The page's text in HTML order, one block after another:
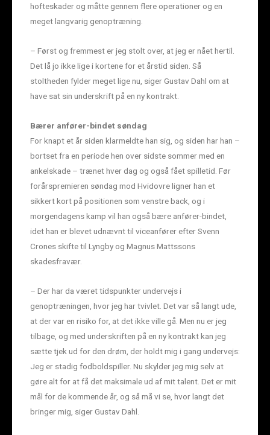
hofteskader og måtte gennem flere operationer og en
meget langvarig genoptræning.
– Først og fremmest er jeg stolt over, at jeg er nået hertil.
Det lå jo ikke lige i kortene for et årstid siden. Så
stoltheden fylder meget lige nu, siger Gustav Dahl om at
have sat sin underskrift på en ny kontrakt.
Bærer anfører-bindet søndag
For knapt et år siden klarmeldte han sig, og siden har han –
bortset fra en periode hen over sidste sommer med en
ankelskade – trænet hver dag og også fået spilletid. Før
forårspremieren søndag mod Hvidovre ligner han et
sikkert kort på positionen som venstre back, og i
morgendagens kamp vil han også bære anfører-bindet,
idet han er blevet udnævnt til viceanfører efter Svenn
Crones skifte til Lyngby og Magnus Mattssons
skadesfravær.
– Der har da været tidspunkter undervejs i
genoptræningen, hvor jeg har tvivlet. Det var så langt ude,
at der var en risiko for, at det ikke ville gå. Men nu er jeg
tilbage, og med underskriften på en ny kontrakt kan jeg
sætte tjek ud for den drøm, der holdt mig i gang undervejs:
Jeg er stadig fodboldspiller. Nu skylder jeg mig selv at
gøre alt for at få det maksimale ud af mit talent. Det er mit
mål for de kommende år, og så må vi se, hvor langt det
bringer mig, siger Gustav Dahl.